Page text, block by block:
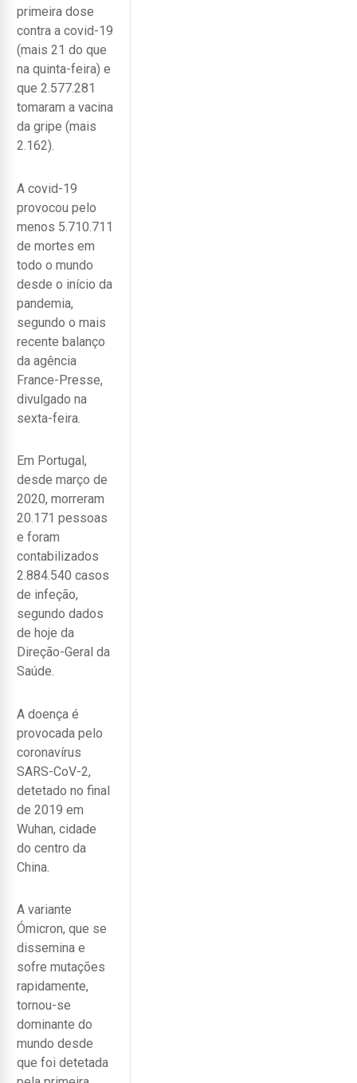
primeira dose
contra a covid-19
(mais 21 do que
na quinta-feira) e
que 2.577.281
tomaram a vacina
da gripe (mais
2.162).
A covid-19
provocou pelo
menos 5.710.711
de mortes em
todo o mundo
desde o início da
pandemia,
segundo o mais
recente balanço
da agência
France-Presse,
divulgado na
sexta-feira.
Em Portugal,
desde março de
2020, morreram
20.171 pessoas
e foram
contabilizados
2.884.540 casos
de infeção,
segundo dados
de hoje da
Direção-Geral da
Saúde.
A doença é
provocada pelo
coronavírus
SARS-CoV-2,
detetado no final
de 2019 em
Wuhan, cidade
do centro da
China.
A variante
Ómicron, que se
dissemina e
sofre mutações
rapidamente,
tornou-se
dominante do
mundo desde
que foi detetada